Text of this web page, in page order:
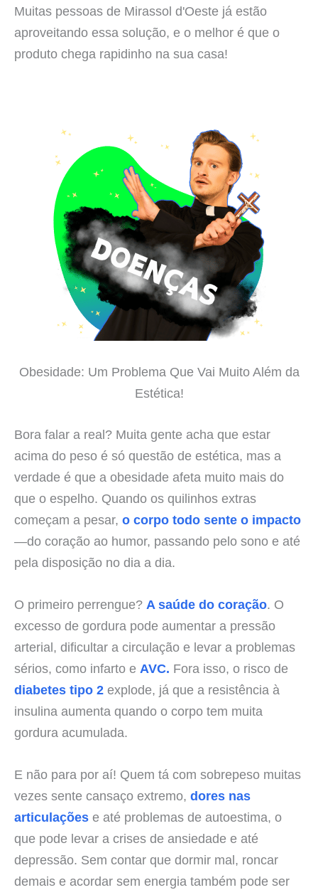
Muitas pessoas de Mirassol d'Oeste já estão
aproveitando essa solução, e o melhor é que o
produto chega rapidinho na sua casa!
Obesidade: Um Problema Que Vai Muito Além da
Estética!
Bora falar a real? Muita gente acha que estar
acima do peso é só questão de estética, mas a
verdade é que a obesidade afeta muito mais do
que o espelho. Quando os quilinhos extras
começam a pesar, o corpo todo sente o impacto
—do coração ao humor, passando pelo sono e até
pela disposição no dia a dia.
O primeiro perrengue? A saúde do coração. O
excesso de gordura pode aumentar a pressão
arterial, dificultar a circulação e levar a problemas
sérios, como infarto e AVC. Fora isso, o risco de
diabetes tipo 2 explode, já que a resistência à
insulina aumenta quando o corpo tem muita
gordura acumulada.
E não para por aí! Quem tá com sobrepeso muitas
vezes sente cansaço extremo, dores nas
articulações e até problemas de autoestima, o
que pode levar a crises de ansiedade e até
depressão. Sem contar que dormir mal, roncar
demais e acordar sem energia também pode ser